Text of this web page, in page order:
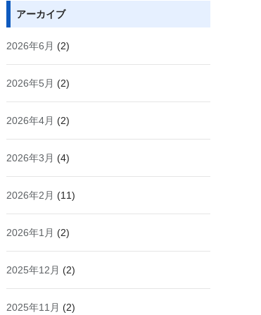
アーカイブ
2026年6月 (2)
2026年5月 (2)
2026年4月 (2)
2026年3月 (4)
2026年2月 (11)
2026年1月 (2)
2025年12月 (2)
2025年11月 (2)